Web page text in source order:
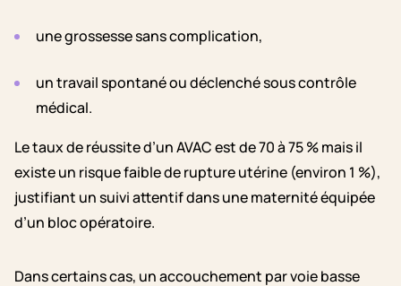
une grossesse sans complication,
un travail spontané ou déclenché sous contrôle
médical.
Le taux de réussite d’un AVAC est de 70 à 75 % mais il
existe un risque faible de rupture utérine (environ 1 %),
justifiant un suivi attentif dans une maternité équipée
d’un bloc opératoire.
Dans certains cas, un accouchement par voie basse